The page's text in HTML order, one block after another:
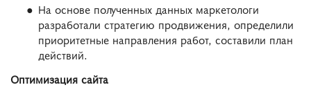
На основе полученных данных маркетологи
разработали стратегию продвижения, определили
приоритетные направления работ, составили план
действий.
Оптимизация сайта